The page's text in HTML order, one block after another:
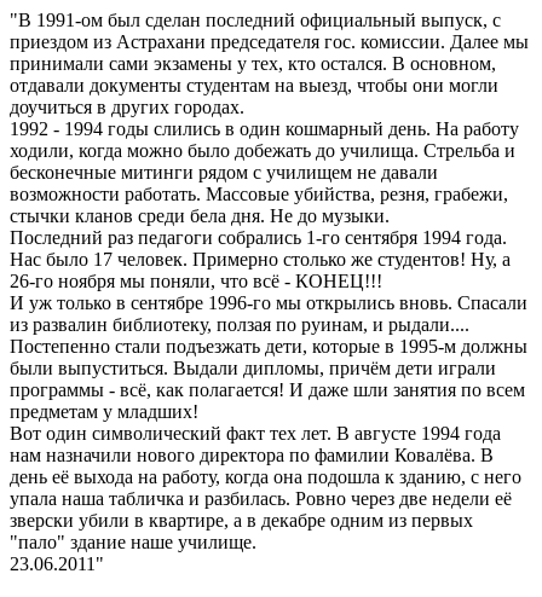
"В 1991-ом был сделан последний официальный выпуск, с
приездом из Астрахани председателя гос. комиссии. Далее мы
принимали сами экзамены у тех, кто остался. В основном,
отдавали документы студентам на выезд, чтобы они могли
доучиться в других городах.
1992 - 1994 годы слились в один кошмарный день. На работу
ходили, когда можно было добежать до училища. Стрельба и
бесконечные митинги рядом с училищем не давали
возможности работать. Массовые убийства, резня, грабежи,
стычки кланов среди бела дня. Не до музыки.
Последний раз педагоги собрались 1-го сентября 1994 года.
Нас было 17 человек. Примерно столько же студентов! Ну, а
26-го ноября мы поняли, что всё - КОНЕЦ!!!
И уж только в сентябре 1996-го мы открылись вновь. Спасали
из развалин библиотеку, ползая по руинам, и рыдали....
Постепенно стали подъезжать дети, которые в 1995-м должны
были выпуститься. Выдали дипломы, причём дети играли
программы - всё, как полагается! И даже шли занятия по всем
предметам у младших!
Вот один символический факт тех лет. В августе 1994 года
нам назначили нового директора по фамилии Ковалёва. В
день её выхода на работу, когда она подошла к зданию, с него
упала наша табличка и разбилась. Ровно через две недели её
зверски убили в квартире, а в декабре одним из первых
"пало" здание наше училище.
23.06.2011"